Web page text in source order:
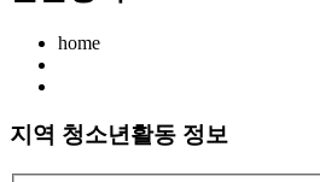
home
지역 청소년활동 정보